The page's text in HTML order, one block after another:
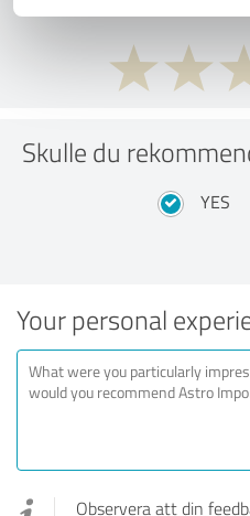
Skulle du
YES
Your personal
Observera att din